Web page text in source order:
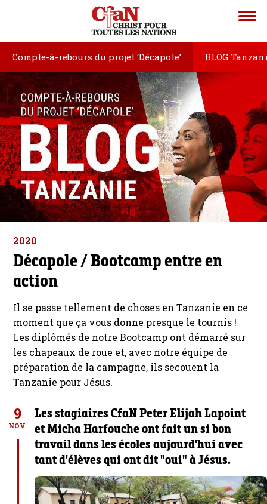
Compte-à-rebours du projet ‘Décapole’ BLOG
2020
Décapole / Bootcamp entre en
action
Il se passe tellement de choses en Tanzanie en ce
moment que ça vous donne presque le tournis !
Les diplômés de notre Bootcamp ont démarré sur
les chapeaux de roue et, avec notre équipe de
préparation de la campagne, ils secouent la
Tanzanie pour Jésus.
9
NOV.
Les stagiaires CfaN Peter Elijah Lapoint
et Micha Harfouche ont fait un si bon
travail dans les écoles aujourd'hui avec
tant d'élèves qui ont dit "oui" à Jésus.